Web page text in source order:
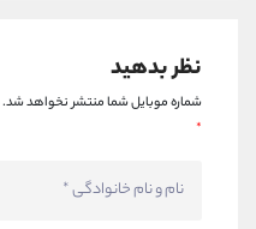
نظر بدهید
شماره موبایل شما منتشر نخواهد شد.
*